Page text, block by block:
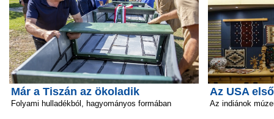
Már a Tiszán az ökoladik
Folyami hulladékból, hagyományos formában
Az USA
Az indiánok